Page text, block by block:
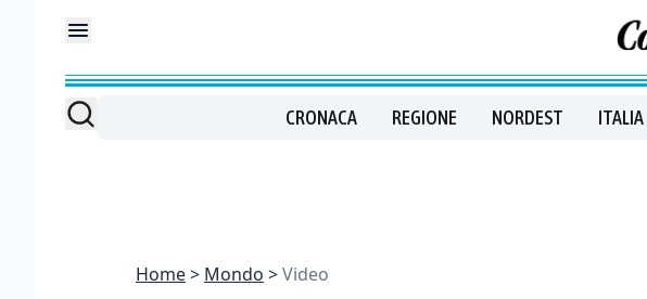
CRONACA REGIONE NORDEST ITALIA
Home Mondo Video